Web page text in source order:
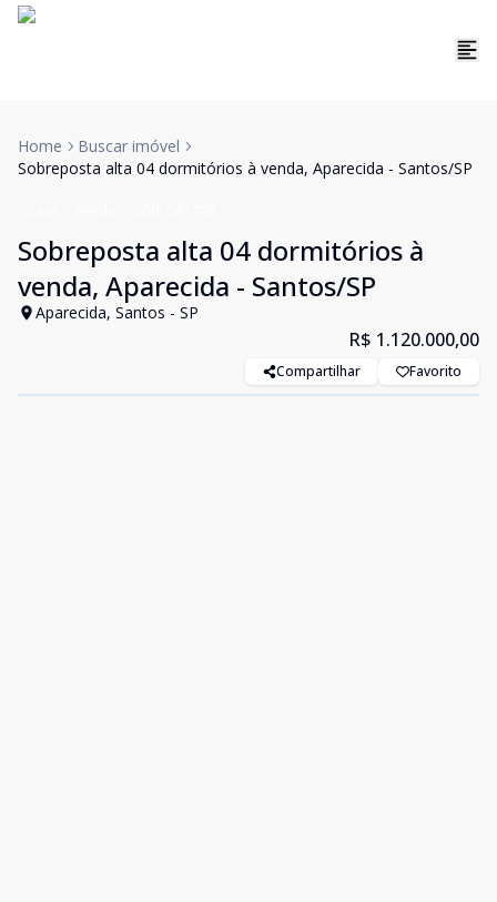
Home
Buscar imóvel
Sobreposta alta 04 dormitórios à venda, Aparecida - Santos/SP
Sobreposta alta 04 dormitórios à
venda, Aparecida - Santos/SP
Aparecida, Santos - SP
R$ 1.120.000,00
Compartilhar Favorito